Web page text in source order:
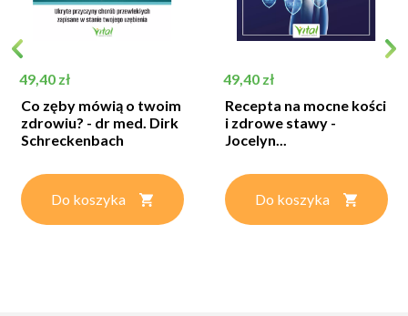
Cena
49,40 zł
Co zęby mówią o twoim
zdrowiu? - dr med. Dirk
Schreckenbach
Do koszyka
Cena
49,40 zł
Recepta na mocne kości
i zdrowe stawy -
Jocelyn...
Do koszyka